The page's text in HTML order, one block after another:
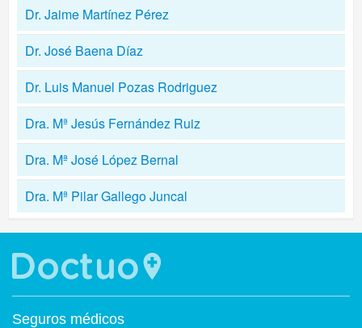
Dr. Jaime Martínez Pérez
Dr. José Baena Díaz
Dr. Luis Manuel Pozas Rodriguez
Dra. Mª Jesús Fernández Ruiz
Dra. Mª José López Bernal
Dra. Mª Pilar Gallego Juncal
Seguros médicos